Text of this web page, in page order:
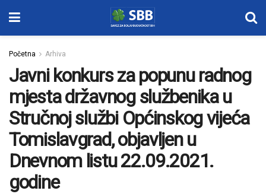
Početna Arhiva
Javni konkurs za popunu radnog
mjesta državnog službenika u
Stručnoj službi Općinskog vijeća
Tomislavgrad, objavljen u
Dnevnom listu 22.09.2021.
godine